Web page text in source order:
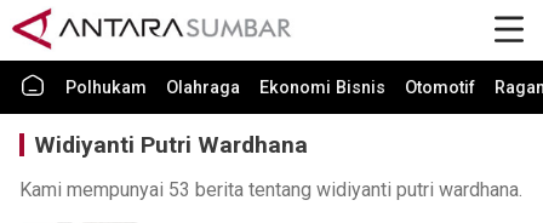
Polhukam Olahraga Ekonomi Bisnis Otomotif
Widiyanti Putri Wardhana
Kami mempunyai 53 berita tentang widiyanti putri wardhana.